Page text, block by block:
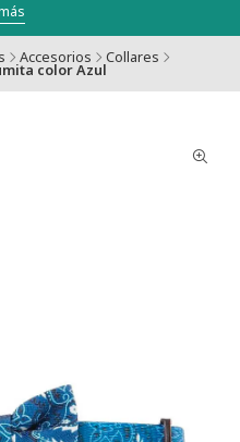
Accesorios Collares
color Azul